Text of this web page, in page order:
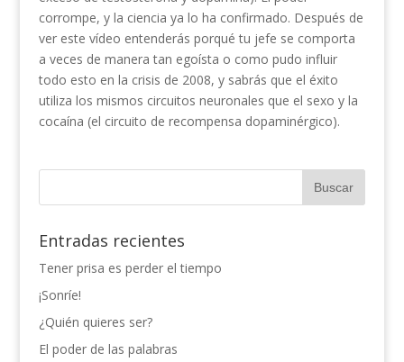
corrompe, y la ciencia ya lo ha confirmado. Después de
ver este vídeo entenderás porqué tu jefe se comporta
a veces de manera tan egoísta o como pudo influir
todo esto en la crisis de 2008, y sabrás que el éxito
utiliza los mismos circuitos neuronales que el sexo y la
cocaína (el circuito de recompensa dopaminérgico).
Entradas recientes
Tener prisa es perder el tiempo
¡Sonríe!
¿Quién quieres ser?
El poder de las palabras